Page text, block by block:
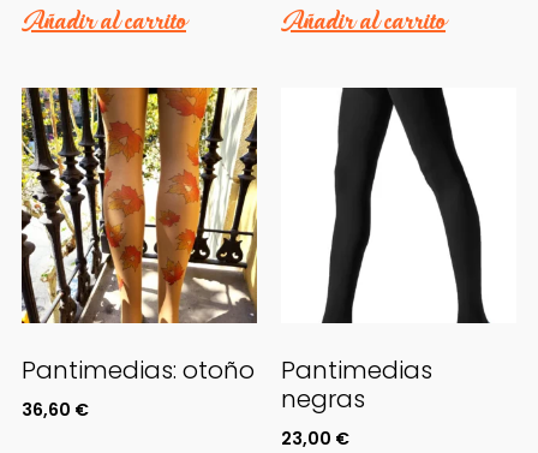
Añadir al carrito Añadir al carrito
Pantimedias: otoño
36,60 €
Pantimedias
negras
23,00 €